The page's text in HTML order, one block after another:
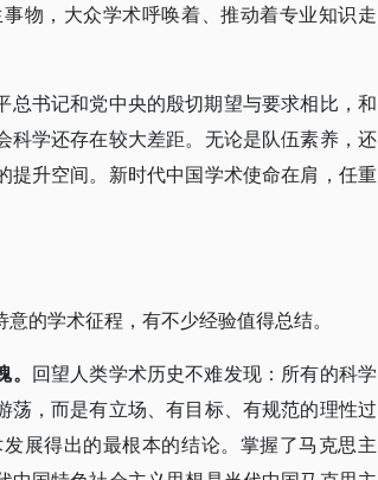
物，大众学术呼唤着、推动着专业知识走
书记和党中央的殷切期望与要求相比，和
科学还存在较大差距。无论是队伍素养，还
提升空间。新时代中国学术使命在肩，任重
的学术征程，有不少经验值得总结。
回望人类学术历史不难发现：所有的科学
，而是有立场、有目标、有规范的理性过
展得出的最根本的结论。掌握了马克思主